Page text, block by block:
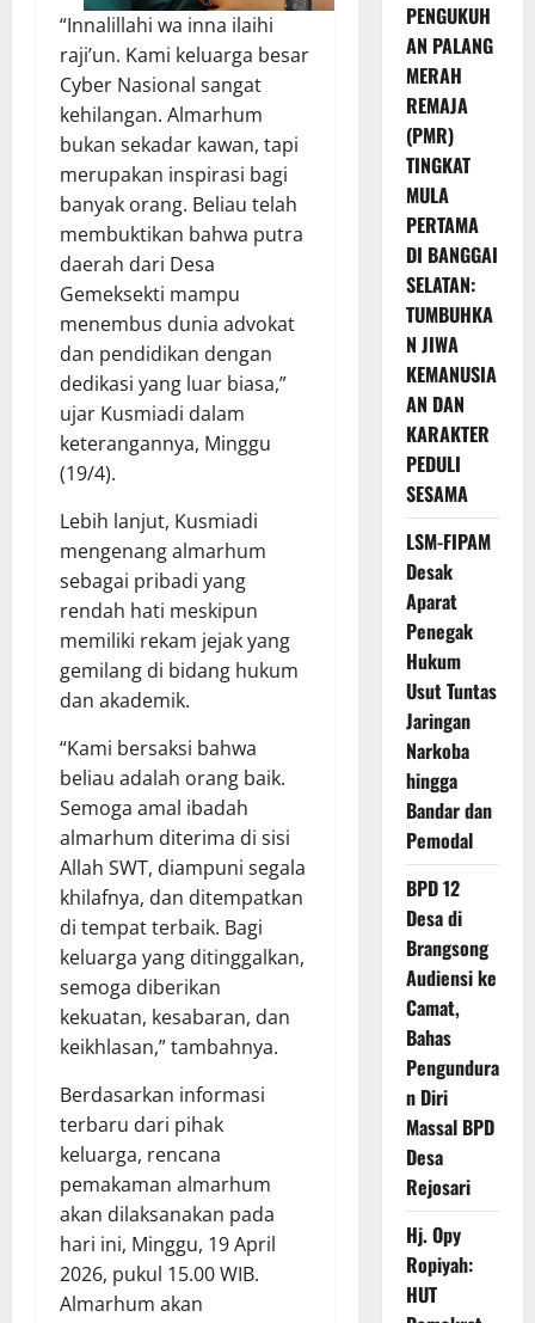
“Innalillahi wa inna ilaihi
raji’un. Kami keluarga besar
Cyber Nasional sangat
kehilangan. Almarhum
bukan sekadar kawan, tapi
merupakan inspirasi bagi
banyak orang. Beliau telah
membuktikan bahwa putra
daerah dari Desa
Gemeksekti mampu
menembus dunia advokat
dan pendidikan dengan
dedikasi yang luar biasa,”
ujar Kusmiadi dalam
keterangannya, Minggu
(19/4).
Lebih lanjut, Kusmiadi
mengenang almarhum
sebagai pribadi yang
rendah hati meskipun
memiliki rekam jejak yang
gemilang di bidang hukum
dan akademik.
“Kami bersaksi bahwa
beliau adalah orang baik.
Semoga amal ibadah
almarhum diterima di sisi
Allah SWT, diampuni segala
khilafnya, dan ditempatkan
di tempat terbaik. Bagi
keluarga yang ditinggalkan,
semoga diberikan
kekuatan, kesabaran, dan
keikhlasan,” tambahnya.
Berdasarkan informasi
terbaru dari pihak
keluarga, rencana
pemakaman almarhum
akan dilaksanakan pada
hari ini, Minggu, 19 April
2026, pukul 15.00 WIB.
Almarhum akan
PENGUKUH
AN PALANG
MERAH
REMAJA
(PMR)
TINGKAT
MULA
PERTAMA
DI BANGGAI
SELATAN:
TUMBUHKA
N JIWA
KEMANUSIA
AN DAN
KARAKTER
PEDULI
SESAMA
LSM-FIPAM
Desak
Aparat
Penegak
Hukum
Usut Tuntas
Jaringan
Narkoba
hingga
Bandar dan
Pemodal
BPD 12
Desa di
Brangsong
Audiensi ke
Camat,
Bahas
Pengundura
n Diri
Massal BPD
Desa
Rejosari
Hj. Opy
Ropiyah:
HUT